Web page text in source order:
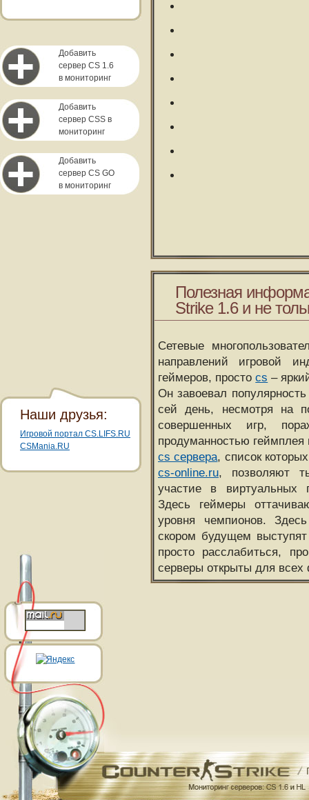
Добавить
сервер CS 1.6
в мониторинг
Добавить
сервер CSS в
мониторинг
Добавить
сервер CS GO
в мониторинг
Полезная
Strike 1.6 и не
Сетевые
направлений игровой
геймеров, простоcs –
Он завоевал
сей день, несмотря на
совершенных игр,
продуманностью
cs сервера, список
cs-online.ru, позволяют
участие в виртуальных
Здесь геймеры
уровня чемпионов.
скором будущем
просто расслабиться,
серверы открыты для всех
Наши друзья:
Игровой портал CS.LIFS.RU
CSMania.RU